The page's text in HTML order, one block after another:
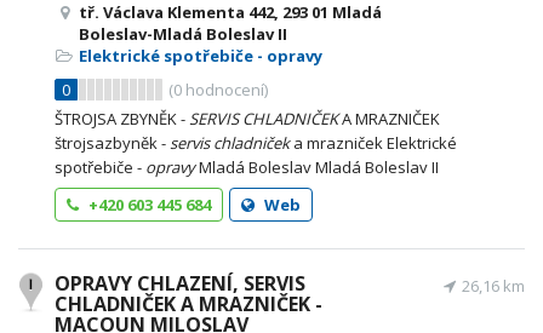
tř. Václava Klementa 442, 293 01 Mladá
Boleslav-Mladá Boleslav II
Elektrické spotřebiče - opravy
0
(0 hodnocení)
ŠTROJSA ZBYNĚK -SERVIS CHLADNIČEKA MRAZNIČEK
štrojsazbyněk -servis chladničeka mrazniček Elektrické
spotřebiče - opravyMladá Boleslav Mladá Boleslav II
+420 603 445 684
Web
OPRAVY CHLAZENÍ, SERVIS
CHLADNIČEK A MRAZNIČEK -
MACOUN MILOSLAV
26,16 km